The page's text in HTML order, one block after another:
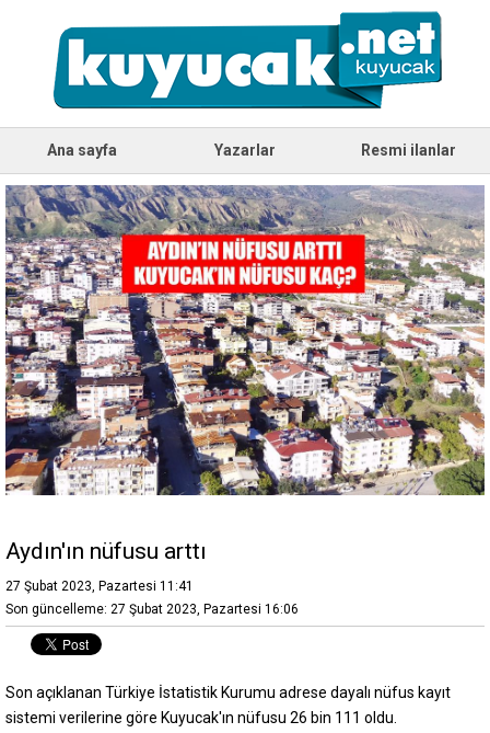
Ana sayfa Yazarlar Resmi ilanlar
Aydın'ın nüfusu arttı
27 Şubat 2023, Pazartesi 11:41
Son güncelleme: 27 Şubat 2023, Pazartesi 16:06
Son açıklanan Türkiye İstatistik Kurumu adrese dayalı nüfus kayıt
sistemi verilerine göre Kuyucak'ın nüfusu 26 bin 111 oldu.